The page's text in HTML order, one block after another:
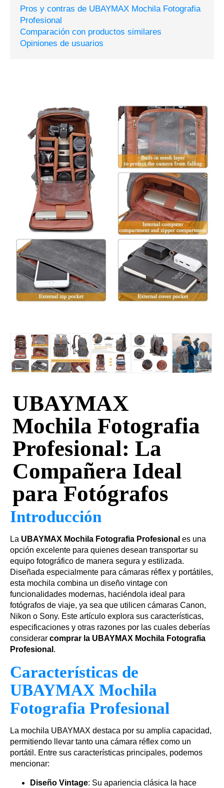
Pros y contras de UBAYMAX Mochila Fotografia
Profesional
Comparación con productos similares
Opiniones de usuarios
UBAYMAX
Mochila Fotografia
Profesional: La
Compañera Ideal
para Fotógrafos
Introducción
La UBAYMAX Mochila Fotografia Profesional es una
opción excelente para quienes desean transportar su
equipo fotográfico de manera segura y estilizada.
Diseñada especialmente para cámaras réflex y portátiles,
esta mochila combina un diseño vintage con
funcionalidades modernas, haciéndola ideal para
fotógrafos de viaje, ya sea que utilicen cámaras Canon,
Nikon o Sony. Este artículo explora sus características,
especificaciones y otras razones por las cuales deberías
considerar comprar la UBAYMAX Mochila Fotografia
Profesional .
Características de
UBAYMAX Mochila
Fotografia Profesional
La mochila UBAYMAX destaca por su amplia capacidad,
permitiendo llevar tanto una cámara réflex como un
portátil. Entre sus características principales, podemos
mencionar:
Diseño Vintage: Su apariencia clásica la hace